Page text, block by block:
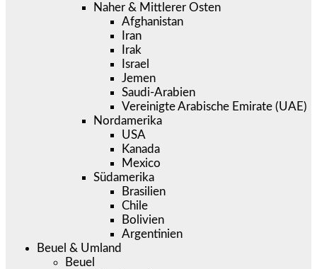
Naher & Mittlerer Osten
Afghanistan
Iran
Irak
Israel
Jemen
Saudi-Arabien
Vereinigte Arabische Emirate (UAE)
Nordamerika
USA
Kanada
Mexico
Südamerika
Brasilien
Chile
Bolivien
Argentinien
Beuel & Umland
Beuel